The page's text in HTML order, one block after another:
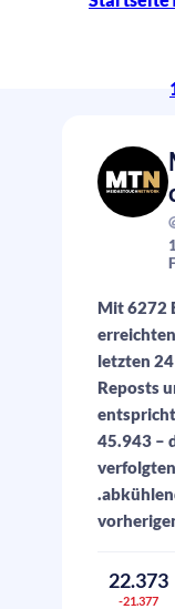
Mit 6272
letzten
Reposts
45.943 –
22.373
-21.377